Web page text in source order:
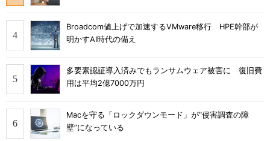
Broadcom値上げで加速するVMware移行 HPE幹部が
明かすAI時代の備え
多要素認証導入済みでもランサムウェア被害に 復旧費
用は平均2億7000万円
Macを守る「ロックダウンモード」が“侵害調査の障
壁”になっている